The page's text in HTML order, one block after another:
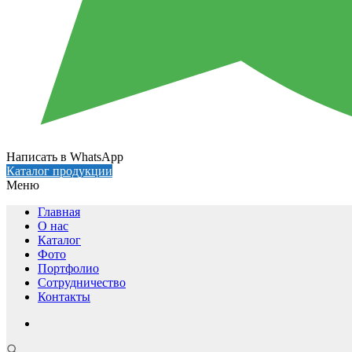
Написать в WhatsApp
Каталог продукции
Меню
Главная
О нас
Каталог
Фото
Портфолио
Сотрудничество
Контакты